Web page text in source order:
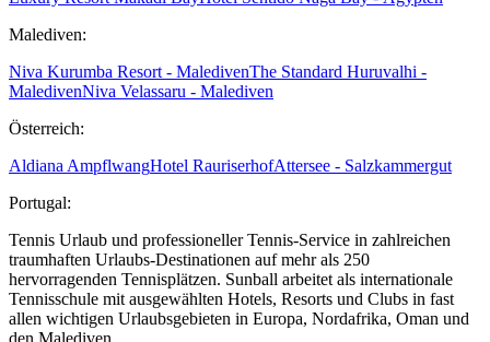
Malediven:
Niva Kurumba Resort - MaledivenThe Standard Huruvalhi -
MaledivenNiva Velassaru - Malediven
Österreich:
Aldiana AmpflwangHotel RauriserhofAttersee - Salzkammergut
Portugal:
Tennis Urlaub und professioneller Tennis-Service in zahlreichen
traumhaften Urlaubs-Destinationen auf mehr als 250
hervorragenden Tennisplätzen. Sunball arbeitet als internationale
Tennisschule mit ausgewählten Hotels, Resorts und Clubs in fast
allen wichtigen Urlaubsgebieten in Europa, Nordafrika, Oman und